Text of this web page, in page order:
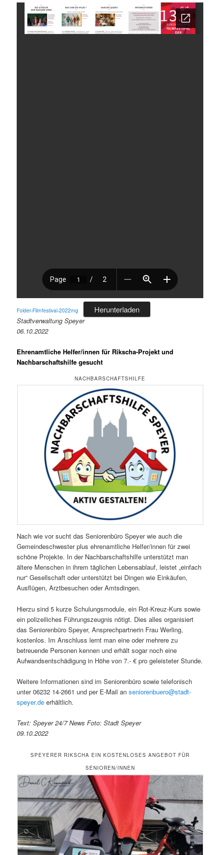
Folder-Filmfestival-2022mg Herunterladen
Stadtverwaltung Speyer
06.10.2022
Ehrenamtliche Helfer/innen für Rikscha-Projekt und
Nachbarschaftshilfe gesucht
NACHBARSCHAFTSHILFE
Nach wie vor sucht das Seniorenbüro Speyer wie auch die
Gemeindeschwester plus ehrenamtliche Helfer/innen für zwei
schöne Projekte. In der Nachbarschaftshilfe unterstützt man
ältere Menschen in ihrem täglichen Lebensablauf, leistet „einfach
nur“ Gesellschaft oder unterstützt bei Dingen wie Einkäufen,
Ausflügen, Arztbesuchen oder Amtsdingen.
Hierzu sind 5 kurze Schulungsmodule, ein Rot-Kreuz-Kurs sowie
ein polizeiliches Führungszeugnis nötigt. Dies alles organisiert
das Seniorenbüro Speyer, Ansprechpartnerin Frau Werling,
kostenlos. Im Anschluss lernt man eine oder mehrere zu
betreuende Personen kennen und erhält sogar noch eine
Aufwandsentschädigung in Höhe von 7.- € pro geleisteter Stunde.
Weitere Informationen sind im Seniorenbüro sowie telefonisch
unter 06232 14-2661 und per E-Mail anseniorenbuero@stadt-
speyer.de erhältlich.
Text: Speyer 24/7 News Foto: Stadt Speyer
09.10.2022
SPEYERER RIKSCHA EIN KOSTENLOSES ANGEBOT FÜR
SENIOREN/INNEN